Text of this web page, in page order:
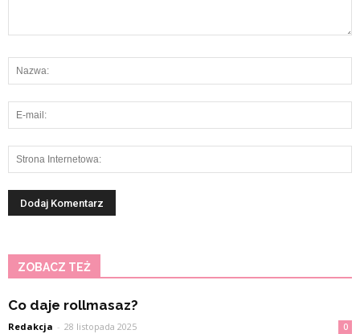
ZOBACZ TEŻ
Co daje rollmasaz?
Redakcja - 28 listopada 2025 0